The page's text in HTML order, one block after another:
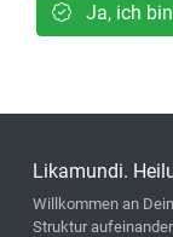
Ja, ich
Likamundi.
Willkommen an
Struktur